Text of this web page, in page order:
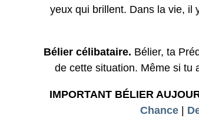
yeux qui brillent. Dans la vie, il
Bélier célibataire. Bélier, ta
de cette situation. Même si tu
IMPORTANT BÉLIER
Chance|